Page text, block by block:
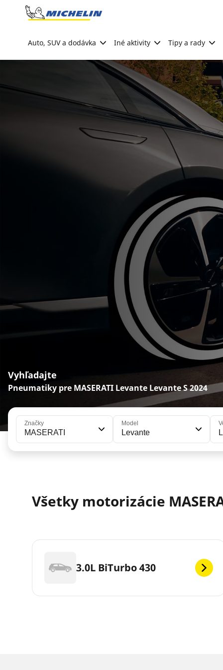
Go to page content
Auto, SUV a dodávka Iné aktivity Tipy a rady
Vyhľadajte
Pneumatiky pre MASERATI Levante Levante S 2024
Značky
MASERATI
Model
Levante
Všetky motorizácie
3.0L BiTurbo 430